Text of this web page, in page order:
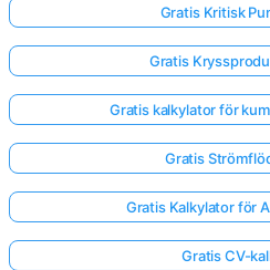
Gratis Kritisk
Gratis
Gratis kalkylator för
Gratis
Gratis Kalkylator för
Gratis CV-